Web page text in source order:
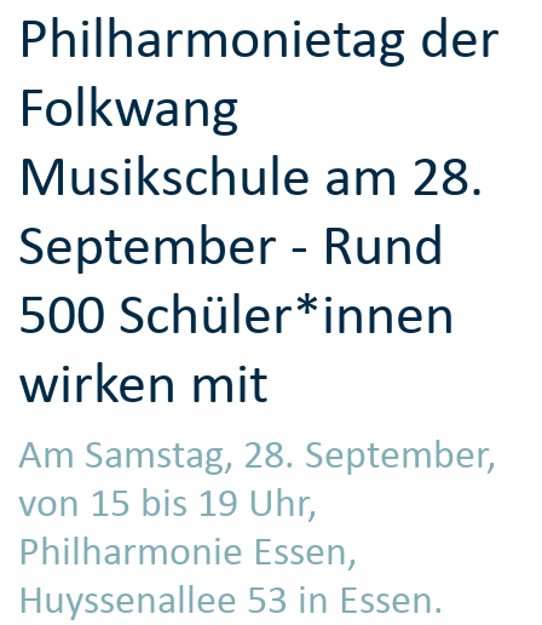
Philharmonietag der
Folkwang
Musikschule am 28.
September - Rund
500 Schüler*innen
wirken mit
Am Samstag, 28. September,
von 15 bis 19 Uhr,
Philharmonie Essen,
Huyssenallee 53 in Essen.